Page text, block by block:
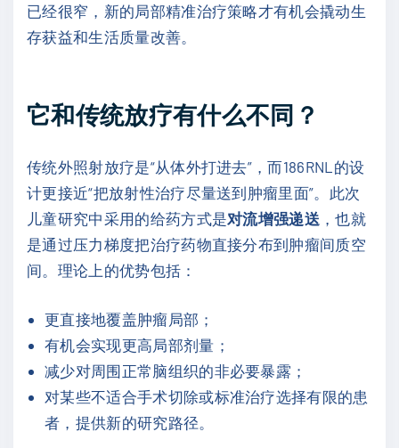
已经很窄，新的局部精准治疗策略才有机会撬动生
存获益和生活质量改善。
它和传统放疗有什么不同？
传统外照射放疗是“从体外打进去”，而186RNL的设
计更接近“把放射性治疗尽量送到肿瘤里面”。此次
儿童研究中采用的给药方式是对流增强递送 ，也就
是通过压力梯度把治疗药物直接分布到肿瘤间质空
间。理论上的优势包括：
更直接地覆盖肿瘤局部；
有机会实现更高局部剂量；
减少对周围正常脑组织的非必要暴露；
对某些不适合手术切除或标准治疗选择有限的患
者，提供新的研究路径。